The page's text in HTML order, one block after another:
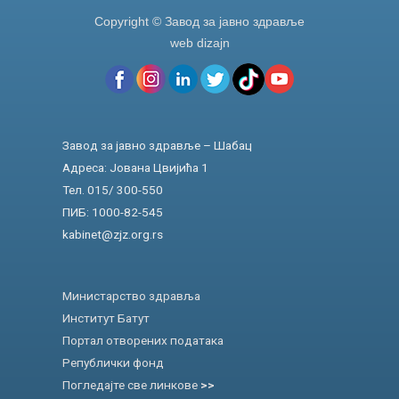
Copyright © Завод за јавно здравље
web dizajn
Завод за јавно здравље – Шабац
Адреса: Јована Цвијића 1
Тел. 015/ 300-550
ПИБ: 1000-82-545
kabinet@zjz.org.rs
Министарство здравља
Институт Батут
Портал отворених података
Републички фонд
Погледајте све линкове >>